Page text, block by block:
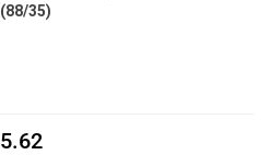
(88/35)
5.62